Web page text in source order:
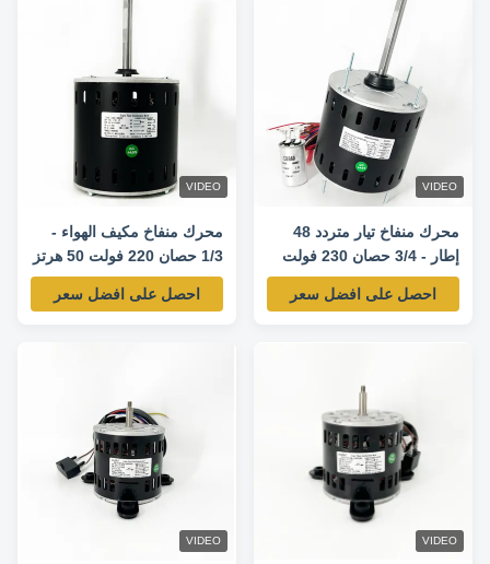
VIDEO
محرك منفاخ تيار متردد 48
إطار - 3/4 حصان 230 فولت
50 هرتز 1100 دورة في
الدقيقة / 4 سرعات -
احصل على افضل سعر
VIDEO
محرك منفاخ مكيف الهواء -
1/3 حصان 220 فولت 50 هرتز
920 دورة في الدقيقة
احصل على افضل سعر
VIDEO
VIDEO